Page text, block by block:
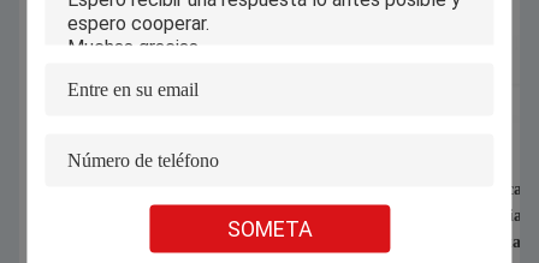
SOMETA
Dobladora de la
canal de la eficacia
industria